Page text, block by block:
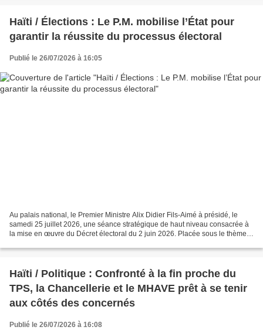
Haïti / Élections : Le P.M. mobilise l’État pour
garantir la réussite du processus électoral
Publié le 26/07/2026 à 16:05
Au palais national, le Premier Ministre Alix Didier Fils-Aimé à présidé, le
samedi 25 juillet 2026, une séance stratégique de haut niveau consacrée à
la mise en œuvre du Décret électoral du 2 juin 2026. Placée sous le thème «
Haïti / Politique : Confronté à la fin proche du
TPS, la Chancellerie et le MHAVE prêt à se tenir
aux côtés des concernés
Publié le 26/07/2026 à 16:08